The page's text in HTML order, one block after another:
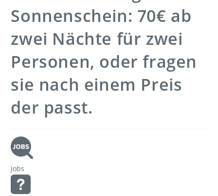
Unternehmen
Sonnenschein: 70€ ab
zwei Nächte für zwei
Personen, oder fragen
sie nach einem Preis
der passt.
Jobs